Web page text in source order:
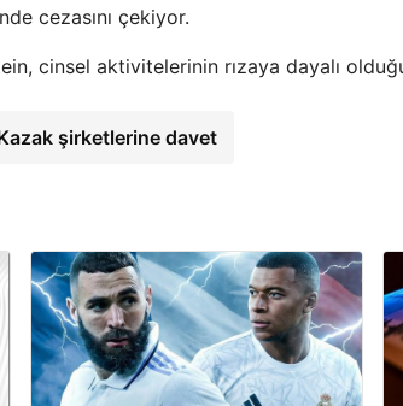
cezasını çekiyor.
cinsel aktivitelerinin rızaya dayalı
şirketlerine davet